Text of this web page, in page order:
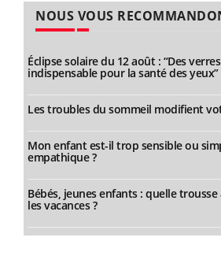
NOUS VOUS
Éclipse solaire du 12 août : “Des
indispensable pour la santé des yeux”
Les troubles du sommeil modifient
Mon enfant est-il trop sensible ou
empathique ?
Bébés, jeunes enfants : quelle
les vacances ?